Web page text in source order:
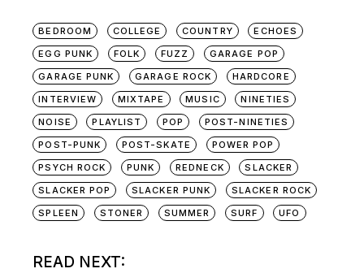
BEDROOM COLLEGE COUNTRY
ECHOES
EGG PUNK
FOLK FUZZ
GARAGE POP
GARAGE PUNK
GARAGE ROCK
HARDCORE
INTERVIEW
MIXTAPE MUSIC
NINETIES
NOISE
PLAYLIST POP
POST-NINETIES
POST-PUNK
POST-SKATE
POWER POP
PSYCH ROCK
PUNK REDNECK
SLACKER
SLACKER POP
SLACKER PUNK
SLACKER ROCK
SPLEEN
STONER SUMMER SURF UFO
READ NEXT: